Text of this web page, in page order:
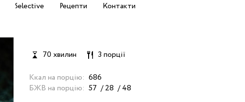
Selective Рецепти Контакти
70 хвилин 3 порції
Ккал на порцію: 686
БЖВ на порцію: 57 28 48